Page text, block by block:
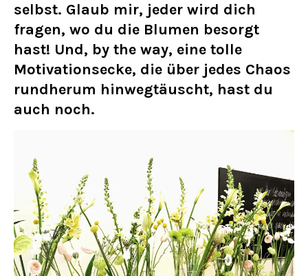
selbst. Glaub mir, jeder wird dich
fragen, wo du die Blumen besorgt
hast! Und, by the way, eine tolle
Motivationsecke, die über jedes Chaos
rundherum hinwegtäuscht, hast du
auch noch.